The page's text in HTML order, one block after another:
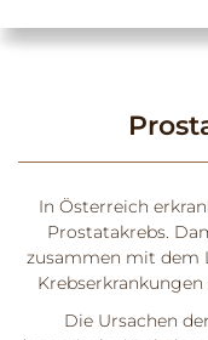
In Österreich
Prostatakrebs.
zusammen mit dem
Krebserkrankungen
Die Ursachen